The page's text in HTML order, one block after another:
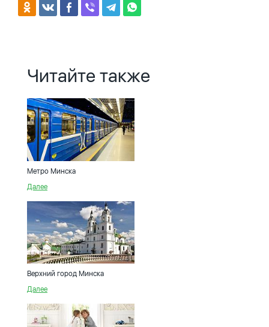
Читайте также
Метро Минска
Далее
Верхний город Минска
Далее